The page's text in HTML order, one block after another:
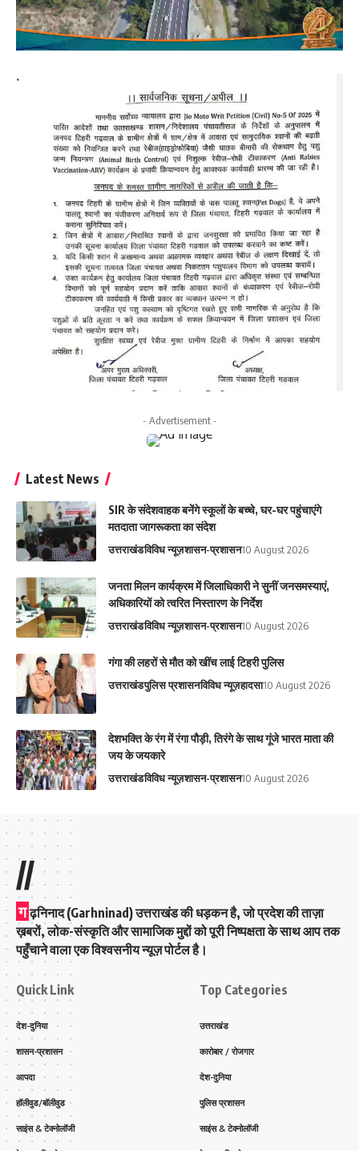
- Advertisement -
Latest News
SIR के संदेशवाहक बनेंगे स्कूलों के बच्चे, घर-घर पहुंचाएंगे
मतदाता जागरूकता का संदेश
उत्तराखंडविविध न्यूज़शासन-प्रशासन10 August 2026
‎जनता मिलन कार्यक्रम में जिलाधिकारी ने सुनीं जनसमस्याएं,
अधिकारियों को त्वरित निस्तारण के निर्देश‎
उत्तराखंडविविध न्यूज़शासन-प्रशासन10 August 2026
गंगा की लहरों से मौत को खींच लाई टिहरी पुलिस
उत्तराखंडपुलिस प्रशासनविविध न्यूज़हादसा10 August 2026
देशभक्ति के रंग में रंगा पौड़ी, तिरंगे के साथ गूंजे भारत माता की
जय के जयकारे
उत्तराखंडविविध न्यूज़शासन-प्रशासन10 August 2026
//
ग ढ़निनाद (Garhninad) उत्तराखंड की धड़कन है, जो प्रदेश की ताज़ा
ख़बरों, लोक-संस्कृति और सामाजिक मुद्दों को पूरी निष्पक्षता के साथ आप तक
पहुँचाने वाला एक विश्वसनीय न्यूज़ पोर्टल है।
Quick Link
देश-दुनिया
शासन-प्रशासन
आपदा
हॉलीवुड/बॉलीवुड
साइंस & टेक्नोलॉजी
Top Categories
उत्तराखंड
कारोबार / रोजगार
देश-दुनिया
पुलिस प्रशासन
साइंस & टेक्नोलॉजी